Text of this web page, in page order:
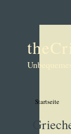
Startseite